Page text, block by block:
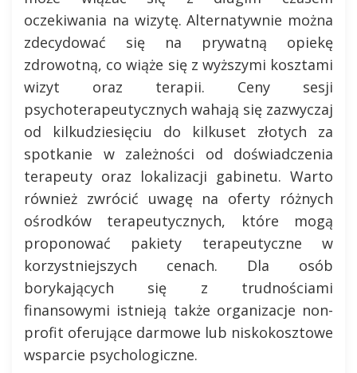
oczekiwania na wizytę. Alternatywnie można
zdecydować się na prywatną opiekę
zdrowotną, co wiąże się z wyższymi kosztami
wizyt oraz terapii. Ceny sesji
psychoterapeutycznych wahają się zazwyczaj
od kilkudziesięciu do kilkuset złotych za
spotkanie w zależności od doświadczenia
terapeuty oraz lokalizacji gabinetu. Warto
również zwrócić uwagę na oferty różnych
ośrodków terapeutycznych, które mogą
proponować pakiety terapeutyczne w
korzystniejszych cenach. Dla osób
borykających się z trudnościami
finansowymi istnieją także organizacje non-
profit oferujące darmowe lub niskokosztowe
wsparcie psychologiczne.